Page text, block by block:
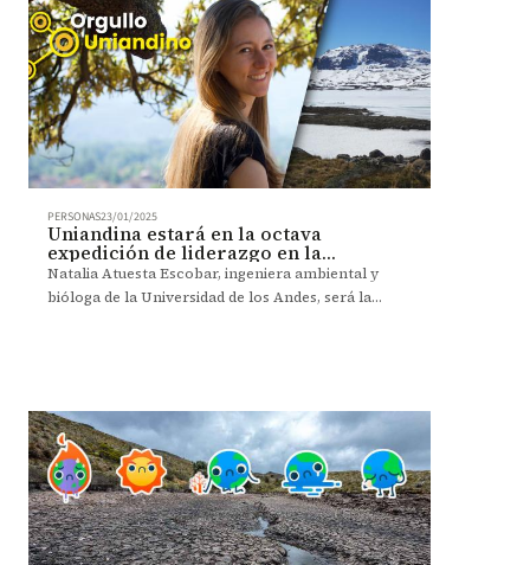
PERSONAS23/01/2025
Uniandina estará en la octava
expedición de liderazgo en la
Antártica
Natalia Atuesta Escobar, ingeniera ambiental y
bióloga de la Universidad de los Andes, será la
fortaleciendo sus habilidades de liderazgo para
enfrentar desafíos globales como el cambio
climático y la pérdida de biodiversidad.